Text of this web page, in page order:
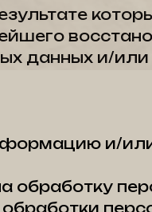
данных и/
и/
обработку